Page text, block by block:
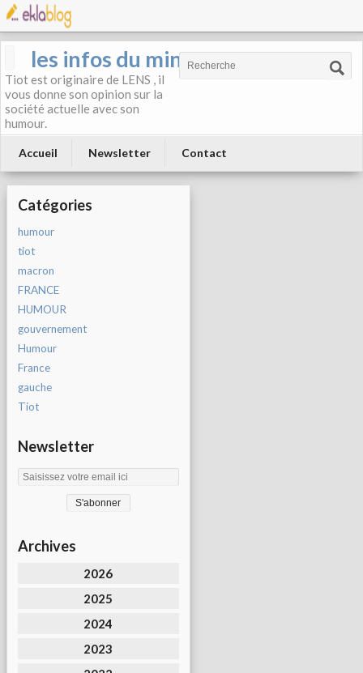
les infos du mineur
Tiot est originaire de LENS , il
vous donne son opinion sur la
société actuelle avec son
humour.
Accueil Newsletter Contact
Catégories
humour
tiot
macron
FRANCE
HUMOUR
gouvernement
Humour
France
gauche
Tiot
Newsletter
Archives
2026
2025
2024
2023